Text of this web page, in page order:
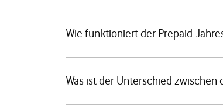
Wie funktioniert der Prepaid-
Was ist der Unterschied zwischen